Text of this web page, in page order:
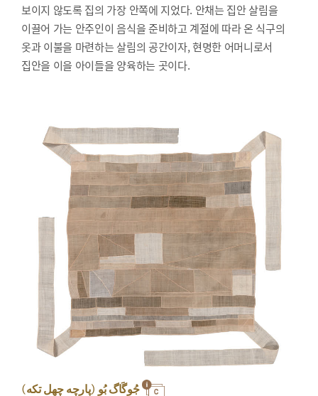
보이지 않도록 집의 가장 안쪽에 지었다. 안채는 집안 살림을
이끌어 가는 안주인이 음식을 준비하고 계절에 따라 온 식구의
옷과 이불을 마련하는 살림의 공간이자, 현명한 어머니로서
집안을 이을 아이들을 양육하는 곳이다.
جُوگَاگ بُو (پارچه چهل تکه)